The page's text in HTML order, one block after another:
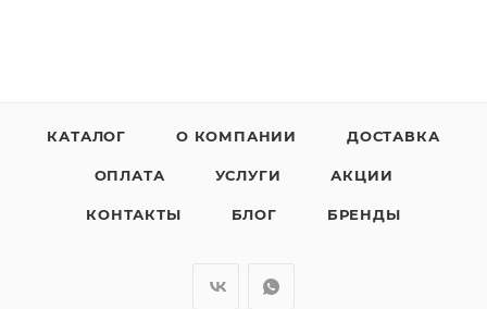
КАТАЛОГ О КОМПАНИИ ДОСТАВКА
ОПЛАТА УСЛУГИ АКЦИИ
КОНТАКТЫ БЛОГ БРЕНДЫ